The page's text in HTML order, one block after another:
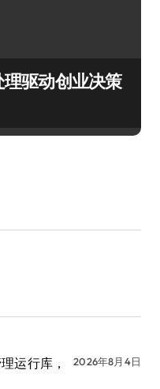
驱动创业决策
运行库，
2026年8月4日